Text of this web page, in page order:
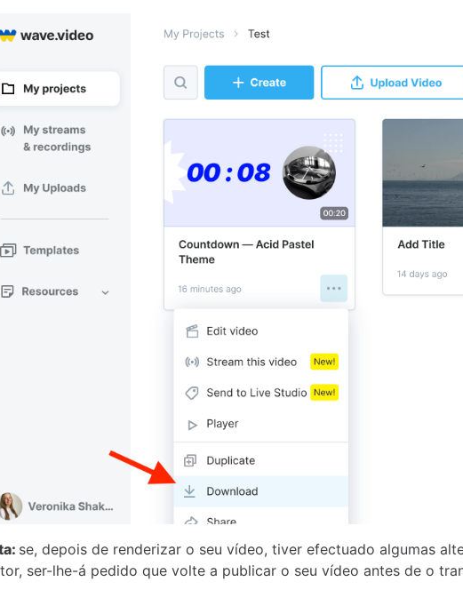
se, depois de renderizar o seu vídeo, tiver efectuado algumas
ser-lhe-á pedido que volte a publicar o seu vídeo antes de o